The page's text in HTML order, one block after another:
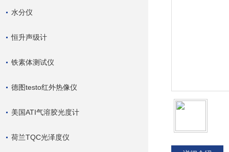
水分仪
恒升声级计
铁素体测试仪
德图testo红外热像仪
美国ATI气溶胶光度计
荷兰TQC光泽度仪